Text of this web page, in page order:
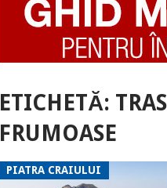
ETICHETĂ:
FRUMOASE
PIATRA CRAIULUI